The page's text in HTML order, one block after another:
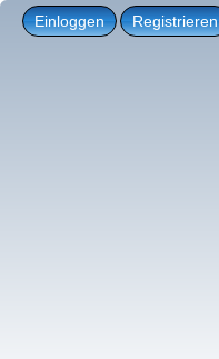
Einloggen Registrieren